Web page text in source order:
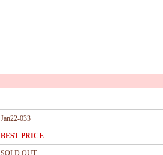
Jan22-033
BEST PRICE
SOLD OUT